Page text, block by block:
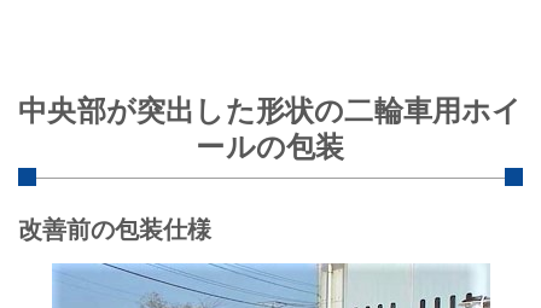
中央部が突出した形状の二輪車用ホイ
ールの包装
改善前の包装仕様